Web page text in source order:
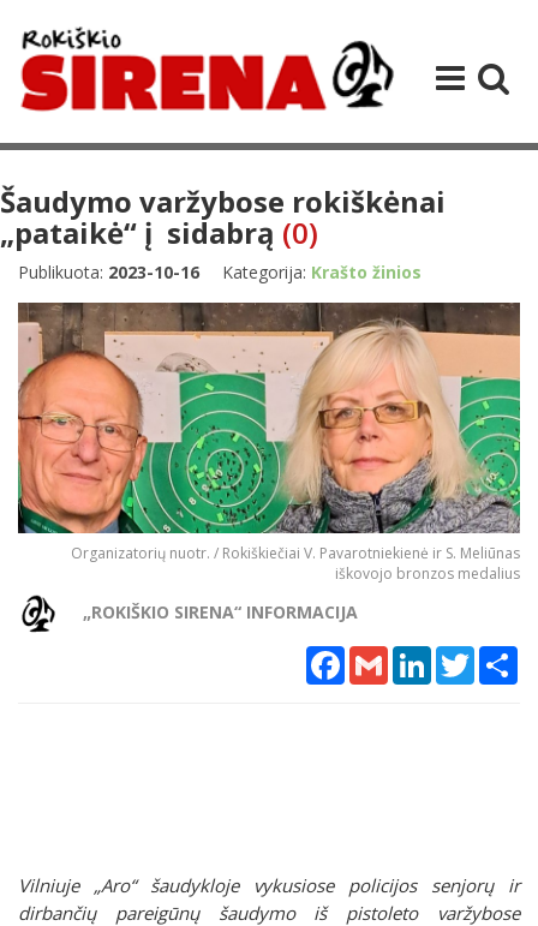
Šaudymo varžybose rokiškėnai
„pataikė“ į sidabrą (0)
Publikuota: 2023-10-16 Kategorija: Krašto žinios
Organizatorių nuotr. / Rokiškiečiai V. Pavarotniekienė ir S. Meliūnas
iškovojo bronzos medalius
„ROKIŠKIO SIRENA“ INFORMACIJA
Facebook
Gmail LinkedInTwitter
Vilniuje „Aro“ šaudykloje vykusiose policijos senjorų ir
dirbančių pareigūnų šaudymo iš pistoleto varžybose